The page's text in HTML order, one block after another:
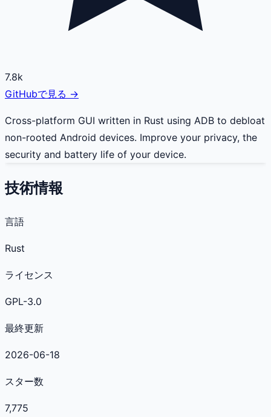
7.8k
GitHubで見る →
Cross-platform GUI written in Rust using ADB to debloat
non-rooted Android devices. Improve your privacy, the
security and battery life of your device.
技術情報
言語
Rust
ライセンス
GPL-3.0
最終更新
2026-06-18
スター数
7,775